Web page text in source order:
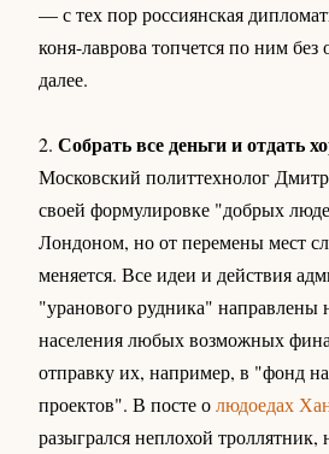
— с тех пор россиянская
коня-лаврова топчется по ним без
далее.
2. Собрать все деньги и отдать
Московский политтехнолог
своей формулировке "добрых
Лондоном, но от перемены мест
меняется. Все идеи и действия
"уранового рудника" направлены
населения любых возможных
отправку их, например, в "фонд
проектов". В посте олюдоедах
разыгрался неплохой